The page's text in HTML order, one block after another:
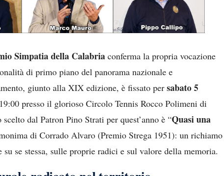
Simpatia della Calabria conferma la propria vocazione
di primo piano del panorama nazionale e
giunto alla XIX edizione, è fissato per sabato 5
presso il glorioso Circolo Tennis Rocco Polimeni di
dal Patron Pino Strati per quest’anno è “Quasi una
di Corrado Alvaro (Premio Strega 1951): un richiamo
se stessa, sulle proprie radici e sul valore della memoria.